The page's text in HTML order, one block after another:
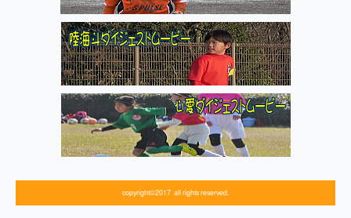
copyright©2017 all rights reserved.